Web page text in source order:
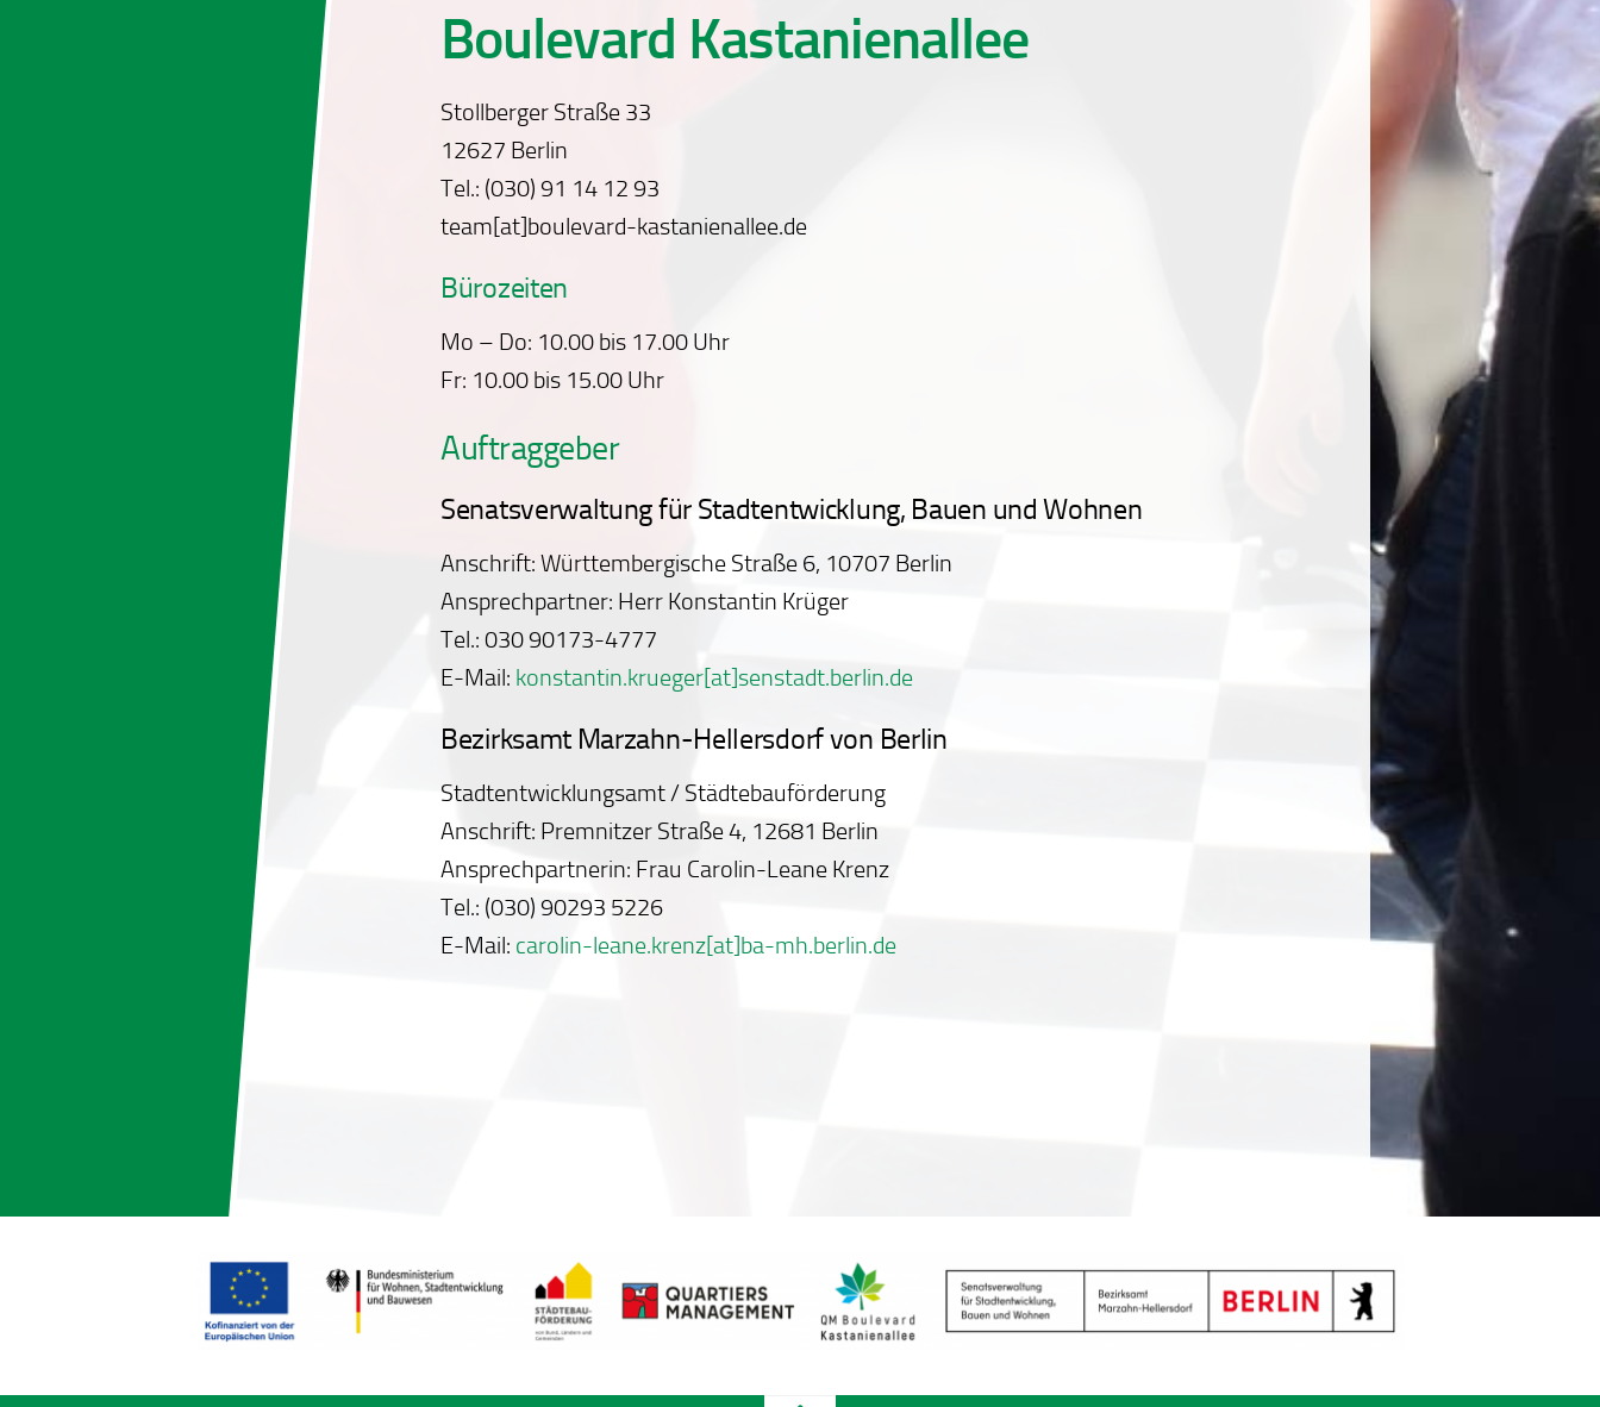
Boulevard Kastanienallee
Stollberger Straße 33
12627 Berlin
Tel.: (030) 91 14 12 93
team[at]boulevard-kastanienallee.de
Bürozeiten
Mo – Do: 10.00 bis 17.00 Uhr
Fr: 10.00 bis 15.00 Uhr
Auftraggeber
Senatsverwaltung für Stadtentwicklung, Bauen und Wohnen
Anschrift: Württembergische Straße 6, 10707 Berlin
Ansprechpartner: Herr Konstantin Krüger
Tel.: 030 90173-4777
E-Mail: konstantin.krueger[at]senstadt.berlin.de
Bezirksamt Marzahn-Hellersdorf von Berlin
Stadtentwicklungsamt / Städtebauförderung
Anschrift: Premnitzer Straße 4, 12681 Berlin
Ansprechpartnerin: Frau Carolin-Leane Krenz
Tel.: (030) 90293 5226
E-Mail: carolin-leane.krenz[at]ba-mh.berlin.de